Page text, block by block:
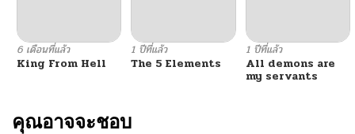
ตอนที่ 61
ตอนที่ 60 07/01/2025
ตอนที่ 59
6 เดือนที่แล้ว
King From Hell
1 ปีที่แล้ว
The 5 Elements
1 ปีที่แล้ว
All demons are
my servants
คุณอาจจะชอบ